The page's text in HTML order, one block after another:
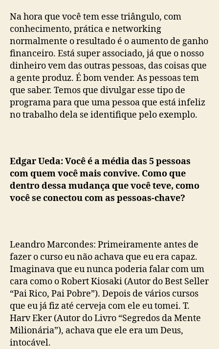
Na hora que você tem esse triângulo, com
conhecimento, prática e networking
normalmente o resultado é o aumento de ganho
financeiro. Está super associado, já que o nosso
dinheiro vem das outras pessoas, das coisas que
a gente produz. É bom vender. As pessoas tem
que saber. Temos que divulgar esse tipo de
programa para que uma pessoa que está infeliz
no trabalho dela se identifique pelo exemplo.
Edgar Ueda: Você é a média das 5 pessoas
com quem você mais convive. Como que
dentro dessa mudança que você teve, como
você se conectou com as pessoas-chave?
Leandro Marcondes: Primeiramente antes de
fazer o curso eu não achava que eu era capaz.
Imaginava que eu nunca poderia falar com um
cara como o Robert Kiosaki (Autor do Best Seller
“Pai Rico, Pai Pobre”). Depois de vários cursos
que eu já fiz até cerveja com ele eu tomei. T.
Harv Eker (Autor do Livro “Segredos da Mente
Milionária”), achava que ele era um Deus,
intocável.